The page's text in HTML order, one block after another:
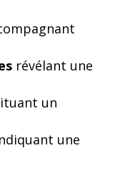
révélant une
un
une